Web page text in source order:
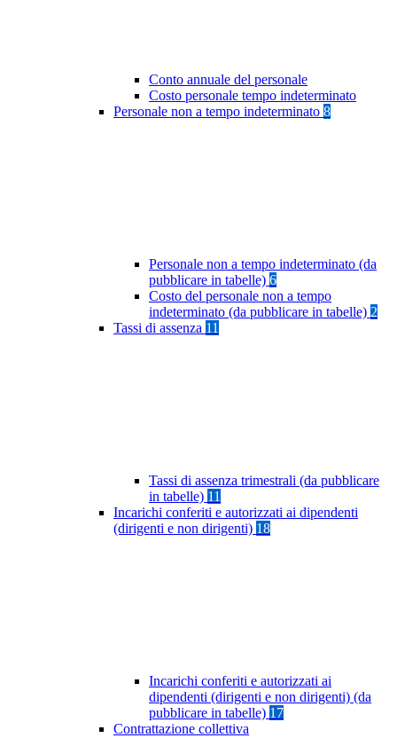
Conto annuale del personale
Costo personale tempo indeterminato
Personale non a tempo indeterminato 8
Personale non a tempo indeterminato (da
pubblicare in tabelle) 6
Costo del personale non a tempo
indeterminato (da pubblicare in tabelle) 2
Tassi di assenza 11
Tassi di assenza trimestrali (da pubblicare
in tabelle) 11
Incarichi conferiti e autorizzati ai dipendenti
(dirigenti e non dirigenti) 18
Incarichi conferiti e autorizzati ai
dipendenti (dirigenti e non dirigenti) (da
pubblicare in tabelle) 17
Contrattazione collettiva